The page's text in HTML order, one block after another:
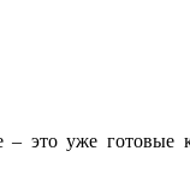
это уже